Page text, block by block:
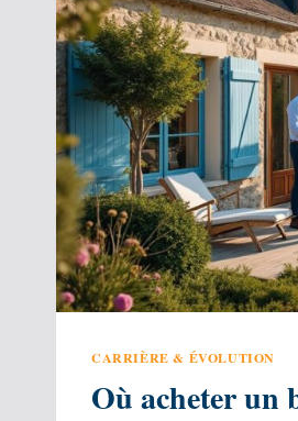
CARRIÈRE & ÉVOLUTION
Où acheter un